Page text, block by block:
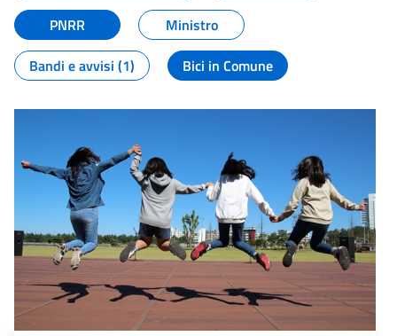
PNRR
Ministro
Bandi e avvisi (1)
Bici in Comune